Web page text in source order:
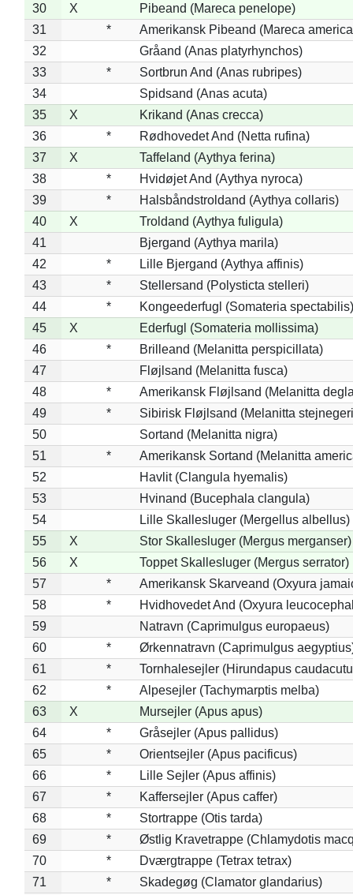
30
X
Pibeand (Mareca penelope)
31
*
Amerikansk Pibeand (Mareca
32
Gråand (Anas platyrhynchos)
33
*
Sortbrun And (Anas rubripes)
34
Spidsand (Anas acuta)
35
X
Krikand (Anas crecca)
36
*
Rødhovedet And (Netta rufina)
37
X
Taffeland (Aythya ferina)
38
*
Hvidøjet And (Aythya nyroca)
39
*
Halsbåndstroldand (Aythya collaris)
40
X
Troldand (Aythya fuligula)
41
Bjergand (Aythya marila)
42
*
Lille Bjergand (Aythya affinis)
43
*
Stellersand (Polysticta stelleri)
44
*
Kongeederfugl (Somateria spectabilis)
45
X
Ederfugl (Somateria mollissima)
46
*
Brilleand (Melanitta perspicillata)
47
Fløjlsand (Melanitta fusca)
48
*
Amerikansk Fløjlsand (Melanitta
49
*
Sibirisk Fløjlsand (Melanitta
50
Sortand (Melanitta nigra)
51
*
Amerikansk Sortand (Melanitta
52
Havlit (Clangula hyemalis)
53
Hvinand (Bucephala clangula)
54
Lille Skallesluger (Mergellus albellus)
55
X
Stor Skallesluger (Mergus merganser)
56
X
Toppet Skallesluger (Mergus serrator)
57
*
Amerikansk Skarveand (Oxyura
58
*
Hvidhovedet And (Oxyura
59
Natravn (Caprimulgus europaeus)
60
*
Ørkennatravn (Caprimulgus
61
*
Tornhalesejler (Hirundapus
62
*
Alpesejler (Tachymarptis melba)
63
X
Mursejler (Apus apus)
64
*
Gråsejler (Apus pallidus)
65
*
Orientsejler (Apus pacificus)
66
*
Lille Sejler (Apus affinis)
67
*
Kaffersejler (Apus caffer)
68
*
Stortrappe (Otis tarda)
69
*
Østlig Kravetrappe (Chlamydotis
70
*
Dværgtrappe (Tetrax tetrax)
71
*
Skadegøg (Clamator glandarius)